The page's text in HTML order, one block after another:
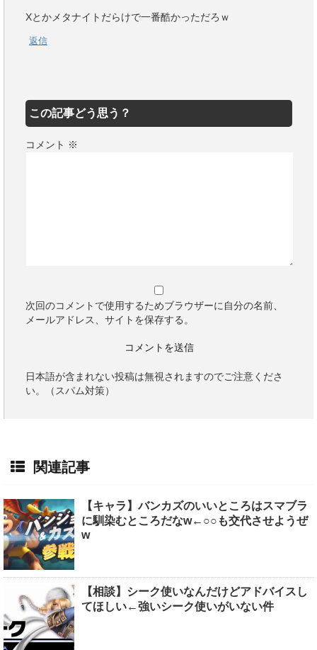
Xとかメタナイトだらけで一番酷かっただろｗ
返信
この記事どう思う？
コメント ※
次回のコメントで使用するためブラウザーに自分の名前、
メールアドレス、サイトを保存する。
日本語が含まれない投稿は無視されますのでご注意くださ
い。（スパム対策）
関連記事
【キャラ】バンカズのいいところはスマブラ
に馴染むところだなw←○○も交代させようぜ
w
【相談】シーク使いなんだけどアドバイスし
てほしい←強いシーク使いがいない件